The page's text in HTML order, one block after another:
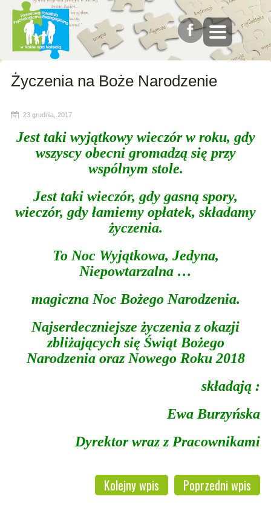
Życzenia na Boże Narodzenie
23 grudnia, 2017
Jest taki wyjątkowy wieczór w roku, gdy
wszyscy obecni gromadzą się przy
wspólnym stole.
Jest taki wieczór, gdy gasną spory,
wieczór, gdy łamiemy opłatek, składamy
życzenia.
To Noc Wyjątkowa, Jedyna,
Niepowtarzalna …
magiczna Noc Bożego Narodzenia.
Najserdeczniejsze życzenia z okazji
zbliżających się Świąt Bożego
Narodzenia oraz Nowego Roku 2018
składają :
Ewa Burzyńska
Dyrektor wraz z Pracownikami
Poprzedni wpis
Kolejny wpis